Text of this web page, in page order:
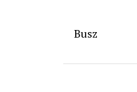
Busz